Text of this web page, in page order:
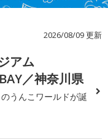
2026/08/09 更新
アム
／神奈川県
うんこワールドが誕